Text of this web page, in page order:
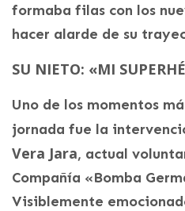
formaba filas con los
hacer alarde de su
SU NIETO: «MI
Uno de los momentos
jornada fue la
Vera Jara, actual
Compañía «Bomba
Visiblemente